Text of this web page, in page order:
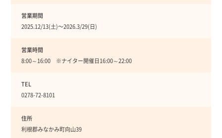
営業期間
2025.12/13(土)〜2026.3/29(日)
営業時間
8:00～16:00 ※ナイター開催日16:00～22:00
TEL
0278-72-8101
住所
利根郡みなかみ町向山39